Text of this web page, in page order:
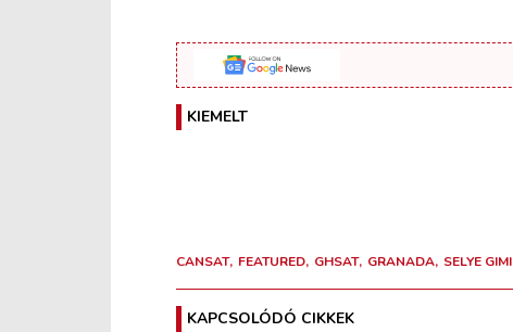
KIEMELT
CANSAT FEATURED GHSAT GRANADA SELYE GIMI
KAPCSOLÓDÓ CIKKEK